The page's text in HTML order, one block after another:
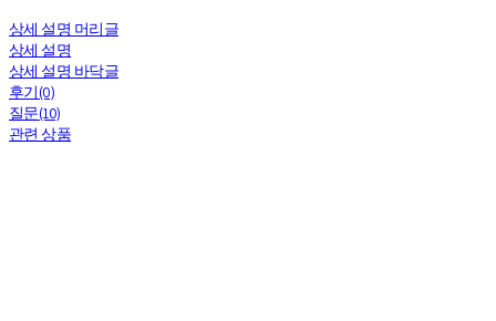
상세 설명 머리글
상세 설명
상세 설명 바닥글
후기(0)
질문(10)
관련 상품